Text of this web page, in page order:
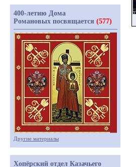
400-летию Дома
Романовых посвящается (577)
Другие материалы
Хопёрский отдел Казачьего